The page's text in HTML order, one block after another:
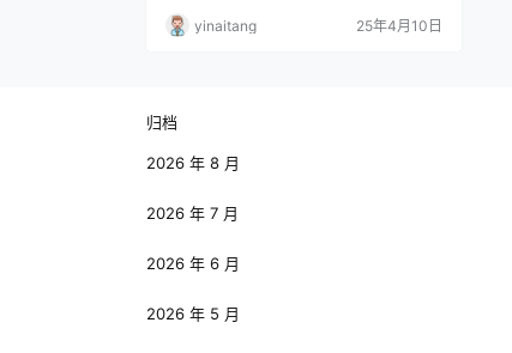
众。她拥有一双灵动的大眼睛，深邃而有
神，仿佛藏着无数故事，眨眼间便能吸引他
注。 在形…
yinaitang 25年4月10日
归档
2026 年 8 月
2026 年 7 月
2026 年 6 月
2026 年 5 月